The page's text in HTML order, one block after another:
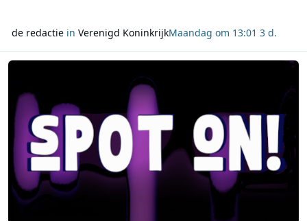
de redactiein Verenigd KoninkrijkMaandag om 13:01 3 d.
Lees meer over VRT, DPG Media, Mediahuis en Play Media